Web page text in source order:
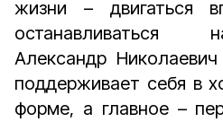
жизни – двигаться
останавливаться
Александр
поддерживает себя в
форме, а главное –